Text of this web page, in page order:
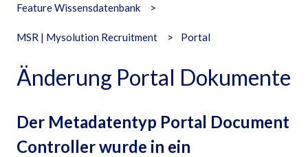
Feature Wissensdatenbank
MSR | Mysolution Recruitment Portal
Änderung Portal Dokumente
Der Metadatentyp Portal Document
Controller wurde in ein